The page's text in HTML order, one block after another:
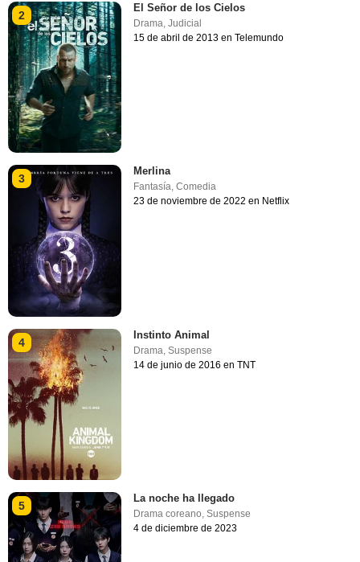
2
El Señor de los Cielos
Drama,Judicial
15 de abril de 2013 en Telemundo
3
Merlina
Fantasía,Comedia
23 de noviembre de 2022 en Netflix
4
Instinto Animal
Drama ,Suspense
14 de junio de 2016 en TNT
5
La noche ha llegado
Drama coreano,Suspense
4 de diciembre de 2023